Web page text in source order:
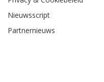
Nieuwsscript
Partnernieuws